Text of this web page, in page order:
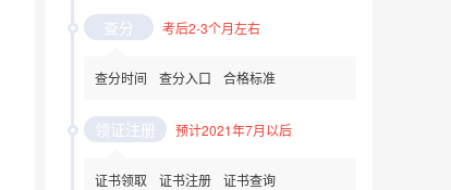
查分 考后2-3个月左右
查分时间 查分入口 合格标准
领证注册 预计2021年7月以后
证书领取 证书注册 证书查询